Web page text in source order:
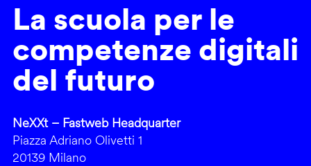
La scuola per le
competenze digitali
del futuro
NeXXt – Fastweb Headquarter
Piazza Adriano Olivetti 1
20139 Milano